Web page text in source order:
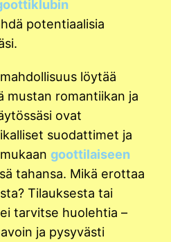
potentiaalisia
löytää
mustan romantiikan ja
ovat
suodattimet ja
goottilaiseen
tahansa. Mikä erottaa
Tilauksesta tai
tarvitse huolehtia –
ja pysyvästi